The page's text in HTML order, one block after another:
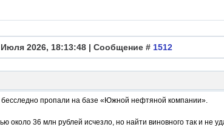
2026, 18:13:48 | Сообщение # 1512
бесследно пропали на базе «Южной нефтяной компании».
около 36 млн рублей исчезло, но найти виновного так и не